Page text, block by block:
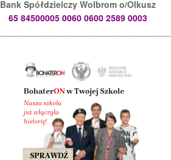
Bank Spółdzielczy Wolbrom o/Olkusz
65 84500005 0060 0600 2589 0003